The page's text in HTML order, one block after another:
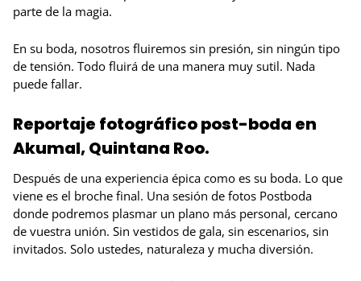
parte de la magia.
En su boda, nosotros fluiremos sin presión, sin ningún tipo
de tensión. Todo fluirá de una manera muy sutil. Nada
puede fallar.
Reportaje fotográfico post-boda en
Akumal, Quintana Roo.
Después de una experiencia épica como es su boda. Lo que
viene es el broche final. Una sesión de fotos Postboda
donde podremos plasmar un plano más personal, cercano
de vuestra unión. Sin vestidos de gala, sin escenarios, sin
invitados. Solo ustedes, naturaleza y mucha diversión.